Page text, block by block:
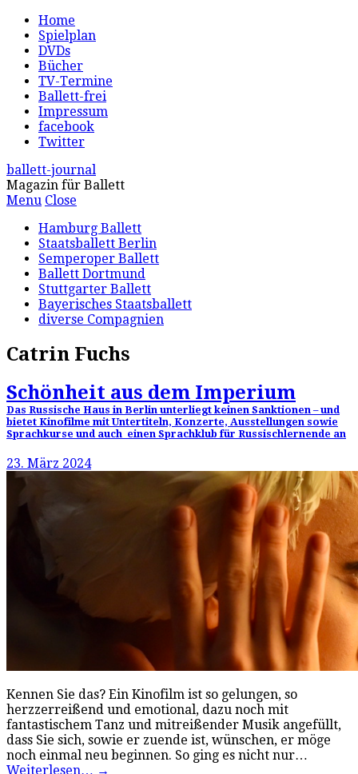
Home
Spielplan
DVDs
Bücher
TV-Termine
Ballett-frei
Impressum
facebook
Twitter
ballett-journal
Magazin für Ballett
Menu Close
Hamburg Ballett
Staatsballett Berlin
Semperoper Ballett
Ballett Dortmund
Stuttgarter Ballett
Bayerisches Staatsballett
diverse Compagnien
Catrin Fuchs
Schönheit aus dem Imperium
Das Russische Haus in Berlin unterliegt keinen Sanktionen – und
bietet Kinofilme mit Untertiteln, Konzerte, Ausstellungen sowie
Sprachkurse und auch einen Sprachklub für Russischlernende an
23. März 2024
Kennen Sie das? Ein Kinofilm ist so gelungen, so
herzzerreißend und emotional, dazu noch mit
fantastischem Tanz und mitreißender Musik angefüllt,
dass Sie sich, sowie er zuende ist, wünschen, er möge
noch einmal neu beginnen. So ging es nicht nur…
Weiterlesen… →